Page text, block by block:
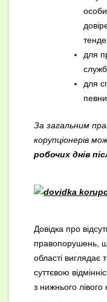
для
для
За загальним
корупціонерів
робочих днів
Довідка про
правопорушень,
області виглядає
суттєвою
з нижнього лівого